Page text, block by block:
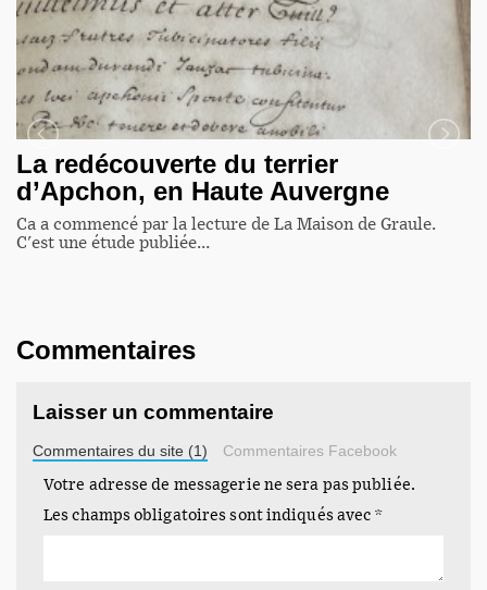
La redécouverte du terrier
d’Apchon, en Haute Auvergne
Ca a commencé par la lecture de La Maison de Graule.
C'est une étude publiée…
C'était un soir sur C8, je suis tombé l'espace de quelques
Commentaires
Laisser un commentaire
Commentaires du site (1) Commentaires Facebook
Votre adresse de messagerie ne sera pas publiée.
Les champs obligatoires sont indiqués avec *